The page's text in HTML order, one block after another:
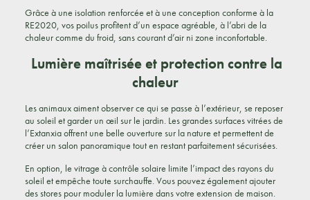
Grâce à une isolation renforcée et à une conception conforme à la
RE2020, vos poilus profitent d’un espace agréable, à l’abri de la
chaleur comme du froid, sans courant d’air ni zone inconfortable.
Lumière maîtrisée et protection contre la
chaleur
Les animaux aiment observer ce qui se passe à l’extérieur, se reposer
au soleil et garder un œil sur le jardin. Les grandes surfaces vitrées de
l’Extanxia offrent une belle ouverture sur la nature et permettent de
créer un salon panoramique tout en restant parfaitement sécurisées.
En option, le vitrage à contrôle solaire limite l’impact des rayons du
soleil et empêche toute surchauffe. Vous pouvez également ajouter
des stores pour moduler la lumière dans votre extension de maison.